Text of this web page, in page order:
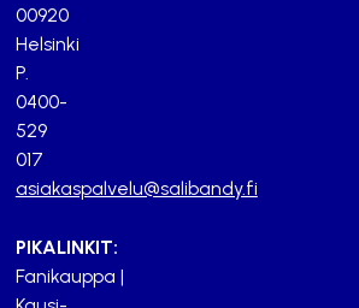
00920
Helsinki
P.
0400-
529
017
asiakaspalvelu@salibandy.fi
PIKALINKIT:
Fanikauppa |